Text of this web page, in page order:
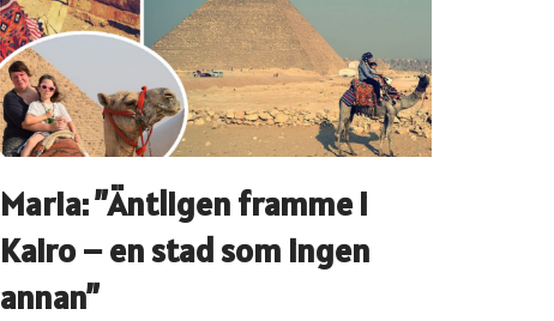
Maria: ”Äntligen framme i
Kairo – en stad som ingen
annan”